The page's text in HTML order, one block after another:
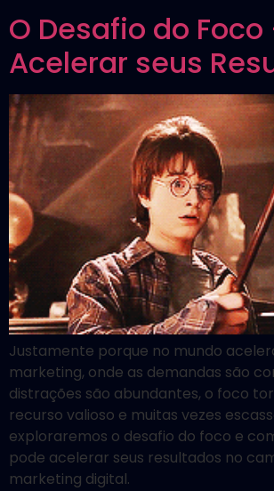
O Desafio do
Acelerar seus
Justamente porque no mundo
marketing, onde as demandas são
distrações são abundantes, o foco
recurso valioso e muitas vezes
exploraremos o desafio do foco e
pode acelerar seus resultados no
marketing digital.